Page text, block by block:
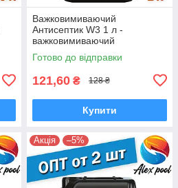
Важковимиваючий
Антисептик W3 1 л -
важковимиваючий
антисептичний склад
Готово до відправки
121,60 ₴ 128 ₴
Купити
Акція –5%